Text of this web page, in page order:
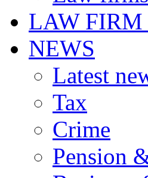
LAW
NEWS
Latest
Tax
Crime
Pension